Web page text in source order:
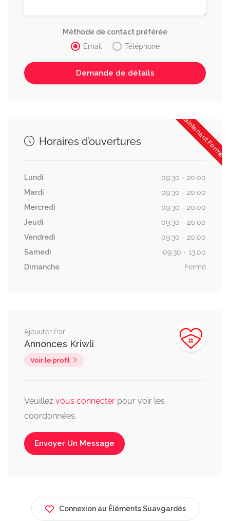
Méthode de contact préférée
Email
Téléphone
Maintenant Fermée
Horaires d’ouvertures
Lundi
09:30 - 20:00
Mardi
09:30 - 20:00
Mercredi
09:30 - 20:00
Jeudi
09:30 - 20:00
Vendredi
09:30 - 20:00
Samedi
09:30 - 13:00
Dimanche
Fermé
Ajouuter Par
Annonces Kriwli
Voir le profil
Veuillez vous connecter pour voir les
coordonnées.
Envoyer Un Message
Connexion au Éléments Suavgardés